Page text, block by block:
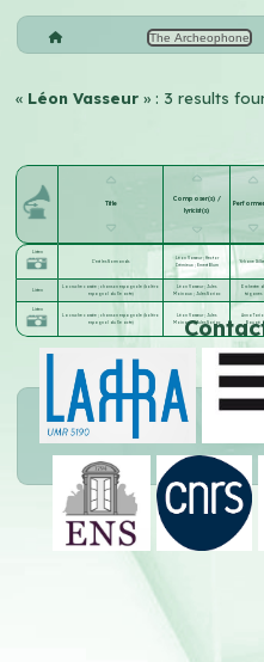
The Archeophone
« Léon Vasseur» : 3 results
Title
Composer(s) /
lyricist(s)
Listen
C'est les Normands
Léon Vasseur ; Hector
Crémieux ; Ernest Blum
Yvhane
Listen
La cruche cassée ; chanson espagnole (boléro
espagnol du 3e acte)
Léon Vasseur; Jules
Moinaux ; Jules Noriac
Orchestre
tziganes
Listen
La cruche cassée ; chanson espagnole (boléro
espagnol du 3e acte)
Léon Vasseur; Jules
Moinaux
;Jules Noriac
Anna Tariol
Baugé